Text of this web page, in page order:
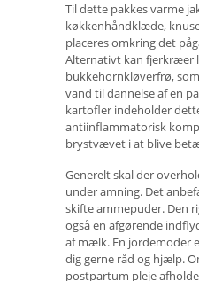
Til dette pakkes varme
køkkenhåndklæde,
placeres omkring det
Alternativt kan fjerkræer
bukkehornkløverfrø,
vand til dannelse af en
kartofler indeholder
antiinflammatorisk
brystvævet i at blive
Generelt skal der
under amning. Det
skifte ammepuder. Den
også en afgørende
af mælk. En jordemoder
dig gerne råd og hjælp.
postpartum pleje